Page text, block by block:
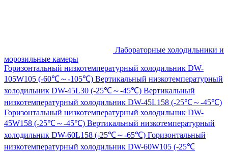
Лабораторные холодильники и
морозильные камеры
Горизонтальный низкотемпературный холодильник DW-
105W105 (-60℃～-105℃) Вертикальный низкотемпературный
холодильник DW-45L30 (-25℃～-45℃) Вертикальный
низкотемпературный холодильник DW-45L158 (-25℃～-45℃)
Горизонтальный низкотемпературный холодильник DW-
45W158 (-25℃～-45℃) Вертикальный низкотемпературный
холодильник DW-60L158 (-25℃～-65℃) Горизонтальный
низкотемпературный холодильник DW-60W105 (-25℃